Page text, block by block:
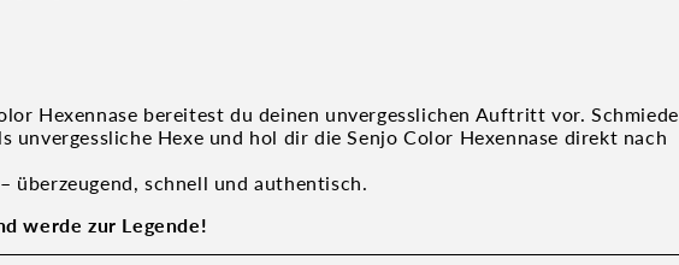
Hexennase bereitest du deinen unvergesslichen Auftritt vor. Schmiede
unvergessliche Hexe und hol dir die Senjo Color Hexennase direkt nach
überzeugend, schnell und authentisch.
werde zur Legende!